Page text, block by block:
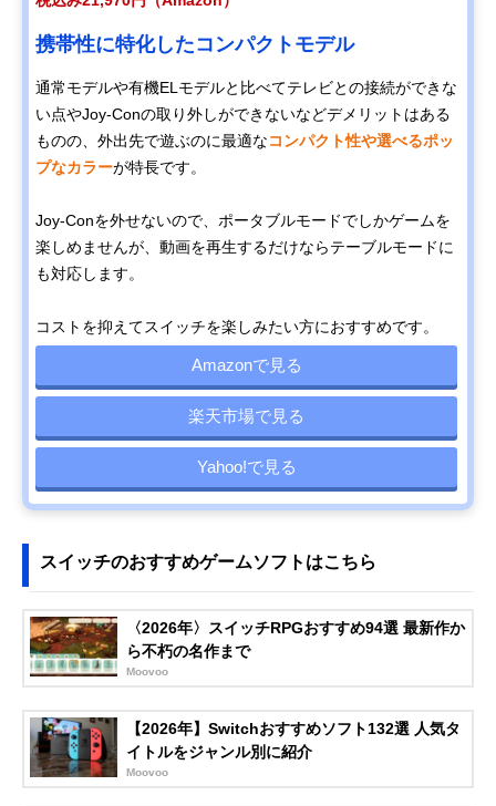
携帯性に特化したコンパクトモデル
通常モデルや有機ELモデルと比べてテレビとの接続ができな
い点やJoy-Conの取り外しができないなどデメリットはある
ものの、外出先で遊ぶのに最適なコンパクト性や選べるポッ
プなカラーが特長です。
Joy-Conを外せないので、ポータブルモードでしかゲームを
楽しめませんが、動画を再生するだけならテーブルモードに
も対応します。
コストを抑えてスイッチを楽しみたい方におすすめです。
Amazonで見る
楽天市場で見る
Yahoo!で見る
スイッチのおすすめゲームソフトはこちら
〈2026年〉スイッチRPGおすすめ94選 最新作か
ら不朽の名作まで
Moovoo
【2026年】Switchおすすめソフト132選 人気タ
イトルをジャンル別に紹介
Moovoo